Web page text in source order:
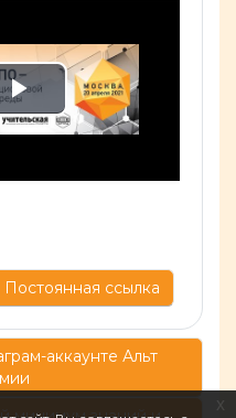
x
Постоянная ссылка
аккаунте Альт